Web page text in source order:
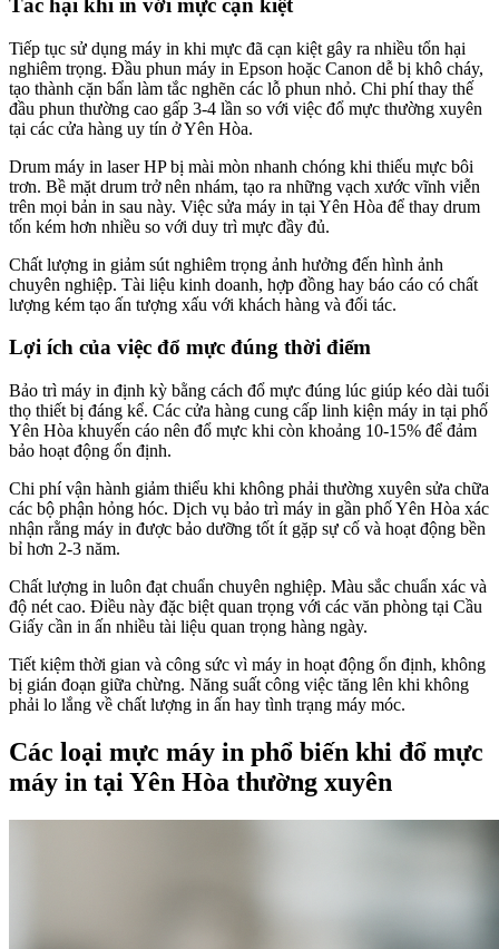
Tác hại khi in với mực cạn kiệt
Tiếp tục sử dụng máy in khi mực đã cạn kiệt gây ra nhiều tổn hại
nghiêm trọng. Đầu phun máy in Epson hoặc Canon dễ bị khô cháy,
tạo thành cặn bẩn làm tắc nghẽn các lỗ phun nhỏ. Chi phí thay thế
đầu phun thường cao gấp 3-4 lần so với việc đổ mực thường xuyên
tại các cửa hàng uy tín ở Yên Hòa.
Drum máy in laser HP bị mài mòn nhanh chóng khi thiếu mực bôi
trơn. Bề mặt drum trở nên nhám, tạo ra những vạch xước vĩnh viễn
trên mọi bản in sau này. Việc sửa máy in tại Yên Hòa để thay drum
tốn kém hơn nhiều so với duy trì mực đầy đủ.
Chất lượng in giảm sút nghiêm trọng ảnh hưởng đến hình ảnh
chuyên nghiệp. Tài liệu kinh doanh, hợp đồng hay báo cáo có chất
lượng kém tạo ấn tượng xấu với khách hàng và đối tác.
Lợi ích của việc đổ mực đúng thời điểm
Bảo trì máy in định kỳ bằng cách đổ mực đúng lúc giúp kéo dài tuổi
thọ thiết bị đáng kể. Các cửa hàng cung cấp linh kiện máy in tại phố
Yên Hòa khuyến cáo nên đổ mực khi còn khoảng 10-15% để đảm
bảo hoạt động ổn định.
Chi phí vận hành giảm thiểu khi không phải thường xuyên sửa chữa
các bộ phận hỏng hóc. Dịch vụ bảo trì máy in gần phố Yên Hòa xác
nhận rằng máy in được bảo dưỡng tốt ít gặp sự cố và hoạt động bền
bỉ hơn 2-3 năm.
Chất lượng in luôn đạt chuẩn chuyên nghiệp. Màu sắc chuẩn xác và
độ nét cao. Điều này đặc biệt quan trọng với các văn phòng tại Cầu
Giấy cần in ấn nhiều tài liệu quan trọng hàng ngày.
Tiết kiệm thời gian và công sức vì máy in hoạt động ổn định, không
bị gián đoạn giữa chừng. Năng suất công việc tăng lên khi không
phải lo lắng về chất lượng in ấn hay tình trạng máy móc.
Các loại mực máy in phổ biến khi đổ mực
máy in tại Yên Hòa thường xuyên